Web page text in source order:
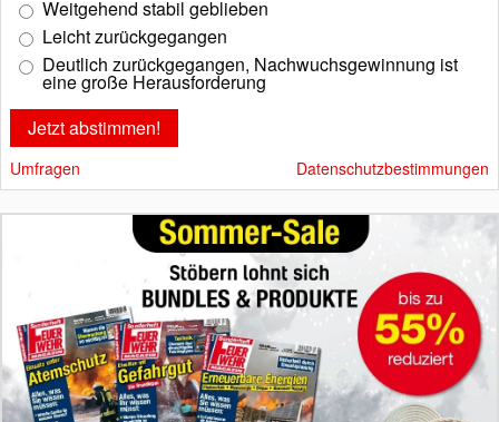
Weitgehend stabil geblieben
Leicht zurückgegangen
Deutlich zurückgegangen, Nachwuchsgewinnung ist
eine große Herausforderung
Umfragen Datenschutzbestimmungen